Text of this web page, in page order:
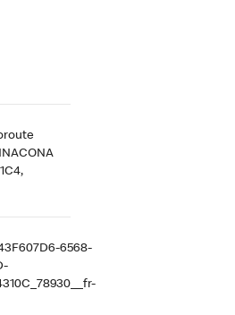
6568-